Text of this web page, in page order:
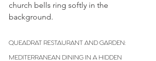
church bells ring softly in the
background.
QUEADRAT RESTAURANT AND GARDEN:
MEDITERRANEAN DINING IN A HIDDEN